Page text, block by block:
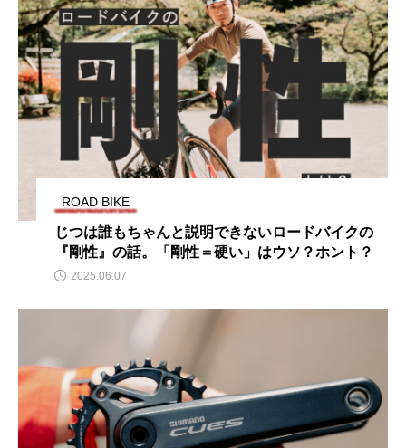
ROAD BIKE
じつは誰もちゃんと説明できないロードバイクの
『剛性』の話。「剛性＝硬い」はウソ？ホント？
2025.06.07